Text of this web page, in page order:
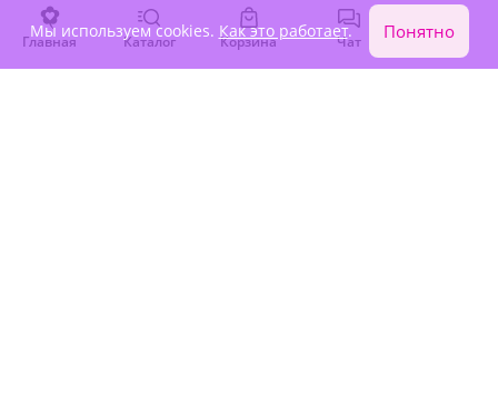
Главная Каталог Корзина Чат Войти
Мы используем cookies. Как это работает. Понятно